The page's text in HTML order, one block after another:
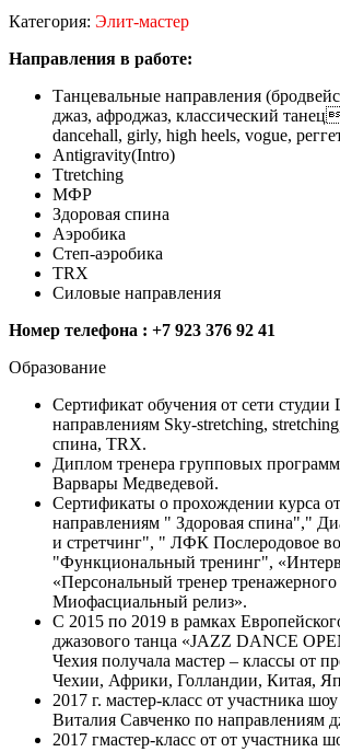
Категория: Элит-мастер
Направления в работе:
Танцевальные направления
джаз, афроджаз, классический
dancehall, girly, high heels, vogue,
Antigravity(Intro)
Ttretching
МФР
Здоровая спина
Аэробика
Степ-аэробика
TRX
Силовые направления
Номер телефона : +7 923 376 92 41
Образование
Сертификат обучения от сети студии
направлениям Sky-stretching,
спина, TRX.
Диплом тренера групповых
Варвары Медведевой.
Сертификаты о прохождении курса
направлениям " Здоровая спина","
и стретчинг", " ЛФК Послеродовое
"Функциональный тренинг",
«Персональный тренер
Миофасциальный релиз».
С 2015 по 2019 в рамках
джазового танца «JAZZ DANCE
Чехия получала мастер – классы от
Чехии, Африки, Голландии, Китая,
2017 г. мастер-класс от участника
Виталия Савченко по направлениям
2017 гмастер-класс от от участника